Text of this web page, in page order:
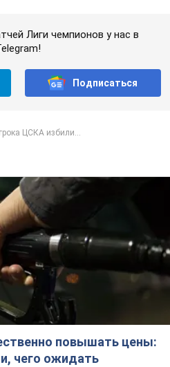
Лиги чемпионов у нас в
Подписаться
ЦСКА избили...
повышать цены:
чего ожидать